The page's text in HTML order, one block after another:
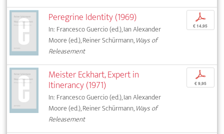
Peregrine Identity (1969)
In: Francesco Guercio (ed.), Ian Alexander
Moore (ed.), Reiner Schürmann,Ways of
Releasement
p
€ 14,95
Meister Eckhart, Expert in
Itinerancy (1971)
In: Francesco Guercio (ed.), Ian Alexander
Moore (ed.), Reiner Schürmann,Ways of
Releasement
p
€ 9,95